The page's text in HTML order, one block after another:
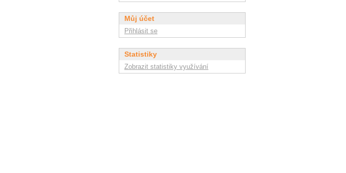
Můj účet
Přihlásit se
Statistiky
Zobrazit statistiky využívání